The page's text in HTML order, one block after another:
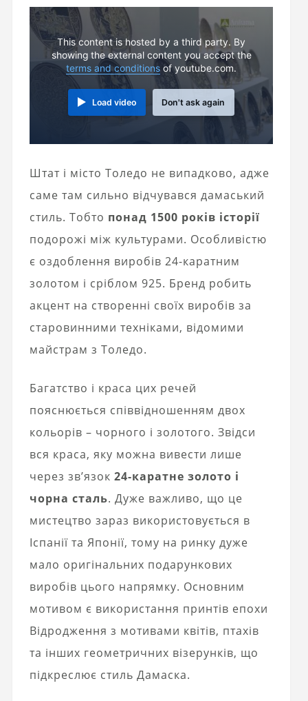
This content is hosted by a third party. By
showing the external content you accept the
terms and conditions of youtube.com.
Load video Don't ask again
Штат і місто Толедо не випадково, адже
саме там сильно відчувався дамаський
стиль. Тобто понад 1500 років історії
подорожі між культурами. Особливістю
є оздоблення виробів 24-каратним
золотом і сріблом 925. Бренд робить
акцент на створенні своїх виробів за
старовинними техніками, відомими
майстрам з Толедо.
Багатство і краса цих речей
пояснюється співвідношенням двох
кольорів – чорного і золотого. Звідси
вся краса, яку можна вивести лише
через зв’язок 24-каратне золото і
чорна сталь. Дуже важливо, що це
мистецтво зараз використовується в
Іспанії та Японії, тому на ринку дуже
мало оригінальних подарункових
виробів цього напрямку. Основним
мотивом є використання принтів епохи
Відродження з мотивами квітів, птахів
та інших геометричних візерунків, що
підкреслює стиль Дамаска.